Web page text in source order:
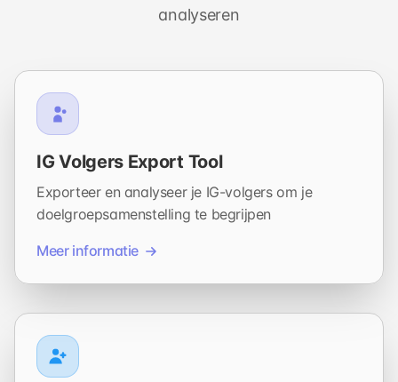
analyseren
IG Volgers Export Tool
Exporteer en analyseer je IG-volgers om je
doelgroepsamenstelling te begrijpen
Meer informatie